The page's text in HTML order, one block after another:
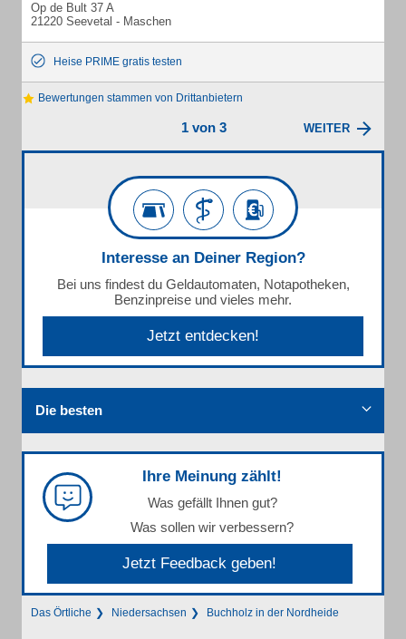
Op de Bult 37 A
21220 Seevetal - Maschen
Heise PRIME gratis testen
Bewertungen stammen von Drittanbietern
1 von 3 WEITER
Interesse an Deiner Region?
Bei uns findest du Geldautomaten, Notapotheken,
Benzinpreise und vieles mehr.
Jetzt entdecken!
Die besten
Ihre Meinung zählt!
Was gefällt Ihnen gut?
Was sollen wir verbessern?
Jetzt Feedback geben!
Das Örtliche Niedersachsen Buchholz in der Nordheide